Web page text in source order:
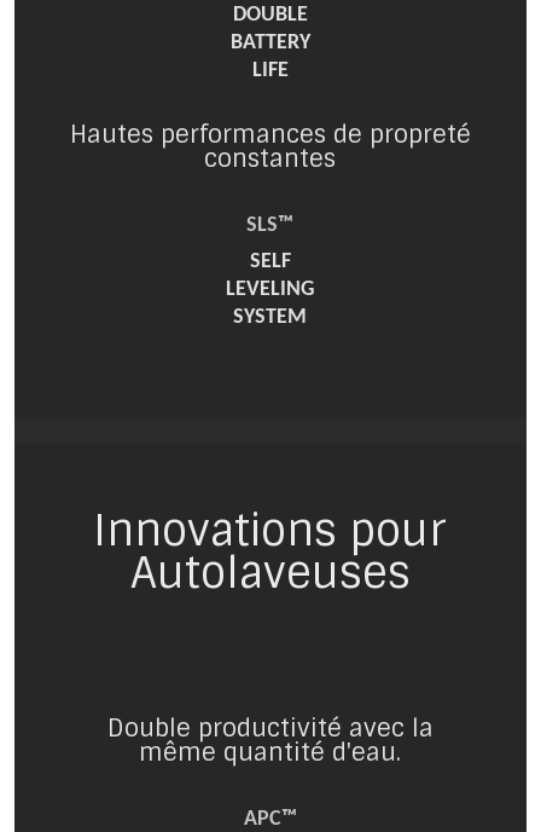
DOUBLE
BATTERY
LIFE
Hautes performances de propreté
constantes
SLS™
SELF
LEVELING
SYSTEM
Innovations pour
Autolaveuses
Double productivité avec la
même quantité d'eau.
APC™